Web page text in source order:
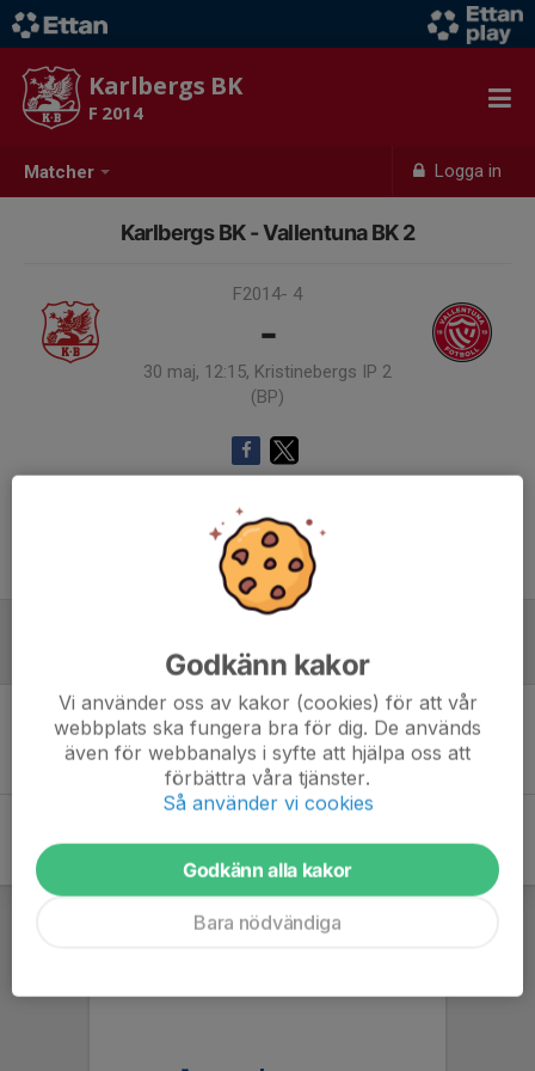
Matcher Logga in
Karlbergs BK
F 2014
Karlbergs BK - Vallentuna BK 2
F2014- 4
-
30 maj, 12:15, Kristinebergs IP 2
(BP)
Samling 11:30
Endast kallade kunde anmäla sig till aktiviteten. 19 personer var kallade.
Logga in här
Inget referat skrivet
Godkänn kakor
Vi använder oss av kakor (cookies) för att vår
webbplats ska fungera bra för dig. De används
även för webbanalys i syfte att hjälpa oss att
förbättra våra tjänster.
Så använder vi cookies
Godkänn alla kakor
Bara nödvändiga